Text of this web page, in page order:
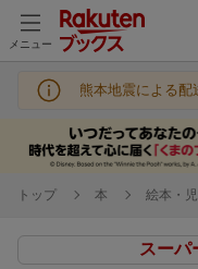
メニュー
熊本地震による配
トップ 本 絵本・
スーパ